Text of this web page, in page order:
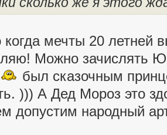
когда мечты 20 летней
Можно зачислять
был сказочным
))) А Дед Мороз это
допустим народный